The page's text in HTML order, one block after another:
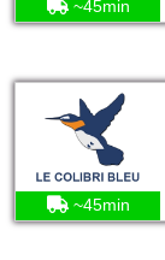
~45min
~45min